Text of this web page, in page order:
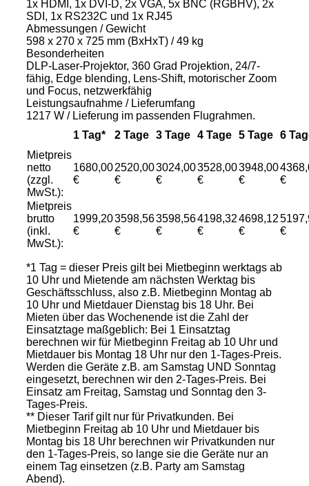
1x HDMI, 1x DVI-D, 2x VGA, 5x BNC (RGBHV), 2x
SDI, 1x RS232C und 1x RJ45
Abmessungen / Gewicht
598 x 270 x 725 mm (BxHxT) / 49 kg
Besonderheiten
DLP-Laser-Projektor, 360 Grad Projektion, 24/7-
fähig, Edge blending, Lens-Shift, motorischer Zoom
und Focus, netzwerkfähig
Leistungsaufnahme / Lieferumfang
1217 W / Lieferung im passenden Flugrahmen.
1 Tag*
2 Tage 3 Tage 4 Tage 5 Tage 6
Mietpreis
netto
(zzgl.
MwSt.):
1680,00
€
2520,00
€
3024,00
€
3528,00
€
3948,00
€
€
Mietpreis
brutto
(inkl.
MwSt.):
1999,20
€
3598,56
€
3598,56
€
4198,32
€
4698,12
€
€
*1 Tag = dieser Preis gilt bei Mietbeginn werktags ab
10 Uhr und Mietende am nächsten Werktag bis
Geschäftsschluss, also z.B. Mietbeginn Montag ab
10 Uhr und Mietdauer Dienstag bis 18 Uhr. Bei
Mieten über das Wochenende ist die Zahl der
Einsatztage maßgeblich: Bei 1 Einsatztag
berechnen wir für Mietbeginn Freitag ab 10 Uhr und
Mietdauer bis Montag 18 Uhr nur den 1-Tages-Preis.
Werden die Geräte z.B. am Samstag UND Sonntag
eingesetzt, berechnen wir den 2-Tages-Preis. Bei
Einsatz am Freitag, Samstag und Sonntag den 3-
Tages-Preis.
** Dieser Tarif gilt nur für Privatkunden. Bei
Mietbeginn Freitag ab 10 Uhr und Mietdauer bis
Montag bis 18 Uhr berechnen wir Privatkunden nur
den 1-Tages-Preis, so lange sie die Geräte nur an
einem Tag einsetzen (z.B. Party am Samstag
Abend).